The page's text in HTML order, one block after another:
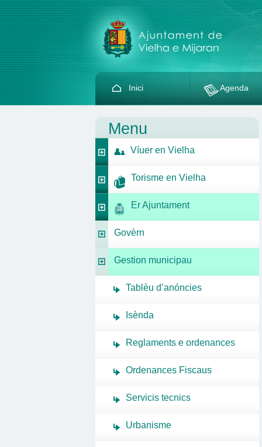
Inici Agenda
Menu
Víuer en Vielha
Torisme en Vielha
Er Ajuntament
Govèrn
Gestion municipau
Tablèu d’anóncies
Isènda
Reglaments e ordenances
Ordenances Fiscaus
Servicis tecnics
Urbanisme